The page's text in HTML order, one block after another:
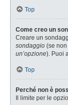
Top
Come creo un
Creare un
sondaggio (se
un’opzione). Puoi
Top
Perché non è
Il limite per le